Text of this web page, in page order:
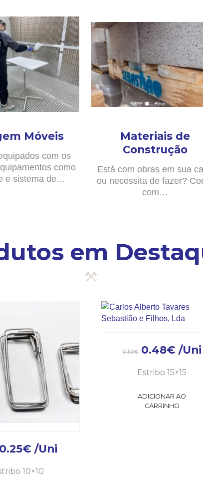
Móveis
com os
como
e sistema de…
Materiais de
Construção
Está com obras em sua
ou necessita de fazer?
com…
em
0.25€ /Uni
10×10
0.53€ 0.48€ /Uni
Estribo 15×15
ADICIONAR AO
CARRINHO